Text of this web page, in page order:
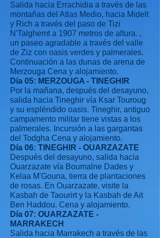
Salida hacia Errachidia a través de las
montañas del Atlas Medio, hacia Midelt
y Rich a través del paso de Tizi
N'Talghemt a 1907 metros de altura. ,
un paseo agradable a través del valle
de Ziz con oasis verdes y palmerales.
Continuación a las dunas de arena de
Merzouga Cena y alojamiento.
Día 05: MERZOUGA - TINEGHIR
Por la mañana, después del desayuno,
salida hacia Tineghir vía Ksar Touroug
y su espléndido oasis. Tineghir, antiguo
campamento militar tiene vistas a los
palmerales. Incursión a las gargantas
del Todgha Cena y alojamiento.
Día 06: TINEGHIR - OUARZAZATE
Después del desayuno, salida hacia
Ouarzazate vía Boumalne Dades y
Kelaa M'Gouna, tierra de plantaciones
de rosas. En Ouarzazate, visite la
Kasbah de Taourirt y la Kasbah de Ait
Ben Haddou. Cena y alojamiento.
Día 07: OUARZAZATE -
MARRAKECH
Salida hacia Marrakech a través de las